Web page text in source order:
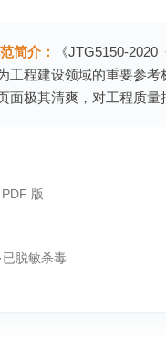
简介：
《JTG5150-
工程建设领域的重要参
面极其清爽，对工程质量
版
已脱敏杀毒